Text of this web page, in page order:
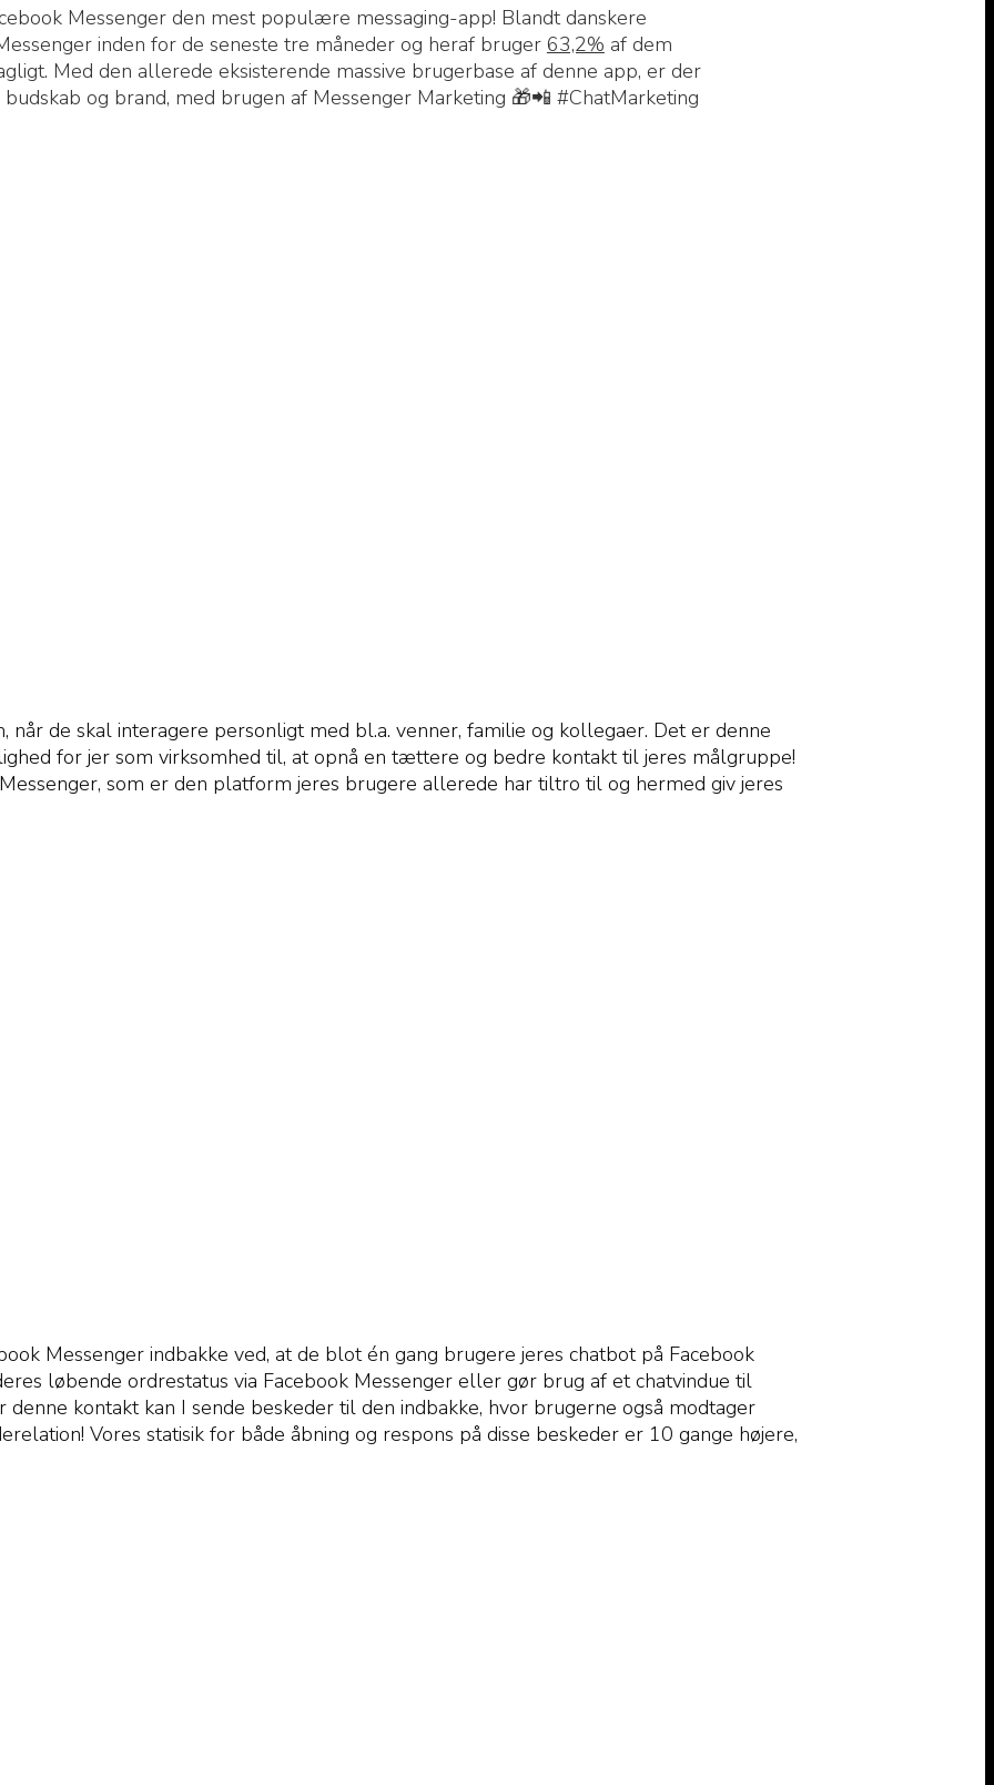
Messenger den mest populære messaging-app! Blandt danskere
inden for de seneste tre måneder og heraf bruger 63,2% af dem
Med den allerede eksisterende massive brugerbase af denne app, er der
og brand, med brugen af Messenger Marketing 🎁📲 #ChatMarketing
de skal interagere personligt med bl.a. venner, familie og kollegaer. Det er denne
for jer som virksomhed til, at opnå en tættere og bedre kontakt til jeres målgruppe!
som er den platform jeres brugere allerede har tiltro til og hermed giv jeres
Messenger indbakke ved, at de blot én gang brugere jeres chatbot på Facebook
løbende ordrestatus via Facebook Messenger eller gør brug af et chatvindue til
kontakt kan I sende beskeder til den indbakke, hvor brugerne også modtager
Vores statisik for både åbning og respons på disse beskeder er 10 gange højere,